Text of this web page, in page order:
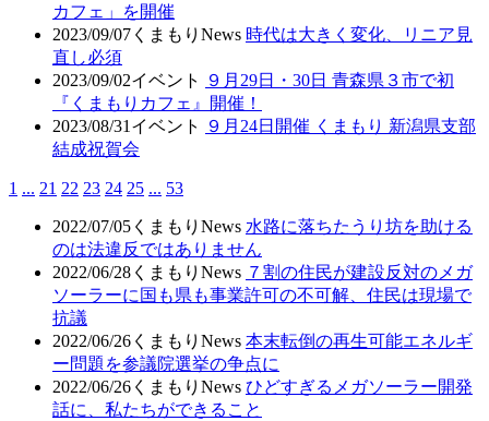
カフェ」を開催
2023/09/07 くまもりNews 時代は大きく変化、リニア見
直し必須
2023/09/02イベント
９月29日・30日 青森県３市で初
『くまもりカフェ』開催！
2023/08/31 イベント
９月24日開催 くまもり 新潟県支部
結成祝賀会
1 ... 21 22 23 24 25 ... 53
2022/07/05 くまもりNews 水路に落ちたうり坊を助ける
のは法違反ではありません
2022/06/28 くまもりNews ７割の住民が建設反対のメガ
ソーラーに国も県も事業許可の不可解、住民は現場で
抗議
2022/06/26 くまもりNews 本末転倒の再生可能エネルギ
ー問題を参議院選挙の争点に
2022/06/26 くまもりNews ひどすぎるメガソーラー開発
話に、私たちができること